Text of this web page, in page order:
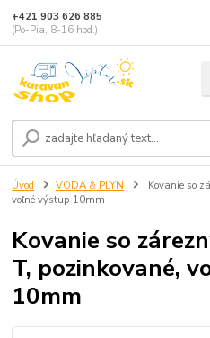
+421 903 626 885
(Po-Pia, 8-16 hod.)
Úvod VODA & PLYN
Kovanie so
voľné výstup 10mm
Kovanie so
T, pozinkované,
10mm